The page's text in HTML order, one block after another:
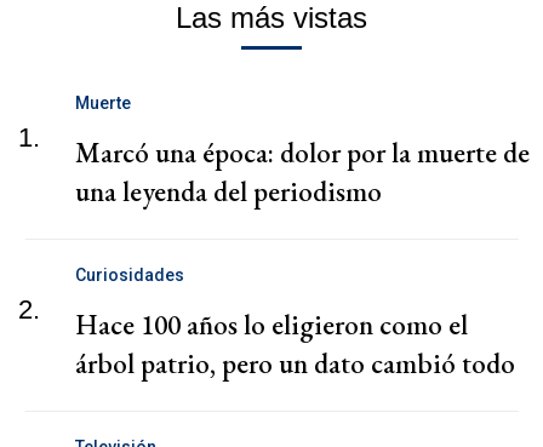
Las más vistas
1.
Muerte
Marcó una época: dolor por la muerte de
una leyenda del periodismo
2.
Curiosidades
Hace 100 años lo eligieron como el
árbol patrio, pero un dato cambió todo